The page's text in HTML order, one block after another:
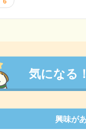
気になる！
興味が